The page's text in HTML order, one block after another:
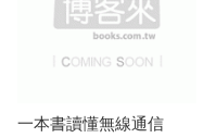
アテナ映像電子
民主與建設出版社
采實文化(90)
一本書讀懂無線通信